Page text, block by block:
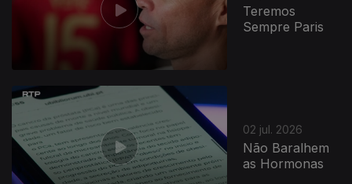
Teremos
Sempre Paris
02 jul. 2026
Não Baralhem
as Hormonas